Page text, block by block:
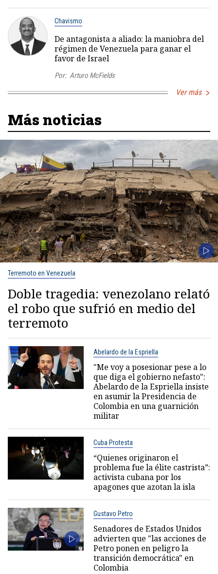
Chavismo
De antagonista a aliado: la maniobra del
régimen de Venezuela para ganar el
favor de Israel
Por: Arturo McFields
Ver más
Más noticias
Terremoto en Venezuela
Doble tragedia: venezolano relató
el robo que sufrió en medio del
terremoto
Abelardo de la Espriella
"Me voy a posesionar pese a lo
que diga el gobierno nefasto":
Abelardo de la Espriella insiste
en asumir la Presidencia de
Colombia en una guarnición
militar
Cuba Protesta
“Quienes originaron el
problema fue la élite castrista”:
activista cubana por los
apagones que azotan la isla
Gustavo Petro
Senadores de Estados Unidos
advierten que "las acciones de
Petro ponen en peligro la
transición democrática" en
Colombia